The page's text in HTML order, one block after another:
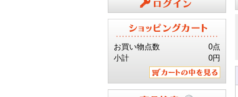
ログイン
お買い物点数
0点
小計
0円
カートの中を見る